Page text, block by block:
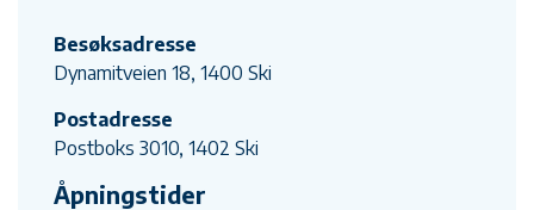
Besøksadresse
Dynamitveien 18, 1400 Ski
Postadresse
Postboks 3010, 1402 Ski
Åpningstider